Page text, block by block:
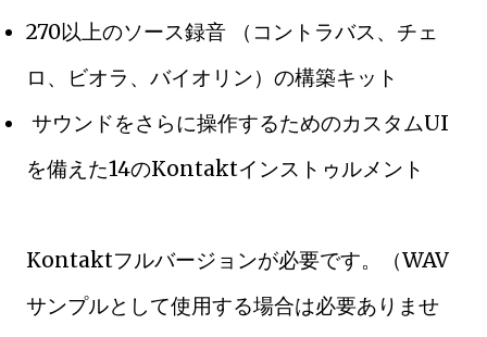
270以上のソース録音 （コントラバス、チェ
ロ、ビオラ、バイオリン）の構築キット
サウンドをさらに操作するためのカスタムUI
を備えた14のKontaktインストゥルメント
Kontaktフルバージョンが必要です。（WAV
サンプルとして使用する場合は必要ありませ